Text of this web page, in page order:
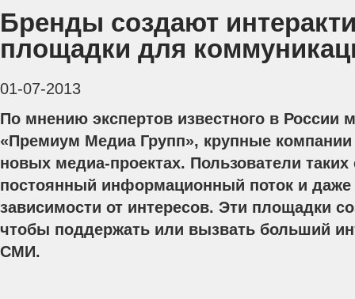
Бренды создают
площадки для
01-07-2013
По мнению экспертов известного в России
«Премиум Медиа Групп», крупные
новых медиа-проектах. Пользователи таких
постоянный информационный поток и даже
зависимости от интересов. Эти площадки
чтобы поддержать или вызвать больший
СМИ.